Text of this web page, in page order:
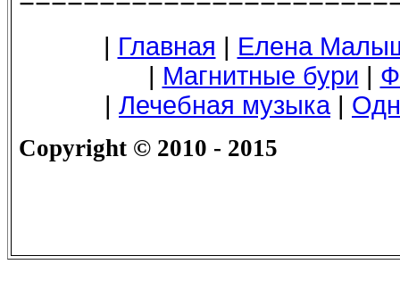
| Главная | Елена
| Магнитные бури |
| Лечебная музыка|
Copyright© 2010 - 2015